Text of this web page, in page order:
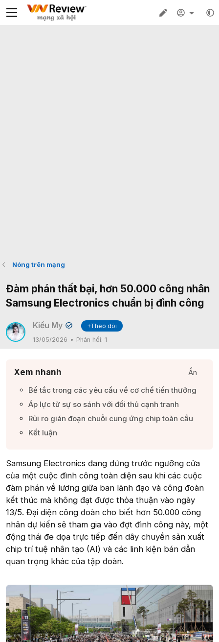
Nóng trên mạng
Đàm phán thất bại, hơn 50.000 công nhân
Samsung Electronics chuẩn bị đình công
Kiều My ✔
+Theo dõi
13/05/2026
Phản hồi: 1
Xem nhanh
Ẩn
Bế tắc trong các yêu cầu về cơ chế tiền thưởng​
Áp lực từ sự so sánh với đối thủ cạnh tranh​
Rủi ro gián đoạn chuỗi cung ứng chip toàn cầu​
Kết luận​
Samsung Electronics đang đứng trước ngưỡng cửa
của một cuộc đình công toàn diện sau khi các cuộc
đàm phán về lương giữa ban lãnh đạo và công đoàn
kết thúc mà không đạt được thỏa thuận vào ngày
13/5. Đại diện công đoàn cho biết hơn 50.000 công
nhân dự kiến sẽ tham gia vào đợt đình công này, một
động thái đe dọa trực tiếp đến dây chuyền sản xuất
chip trí tuệ nhân tạo (AI) và các linh kiện bán dẫn
quan trọng khác của tập đoàn.